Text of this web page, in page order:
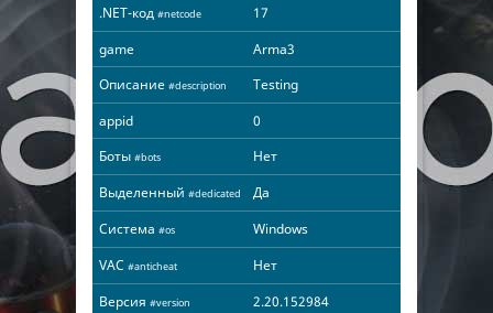
.NET-код #netcode
17
game
Arma3
Описание #description
Testing
appid
0
Боты #bots
Нет
Выделенный #dedicated
Да
Система #os
Windows
VAC #anticheat
Нет
Версия #version 2.20.152984